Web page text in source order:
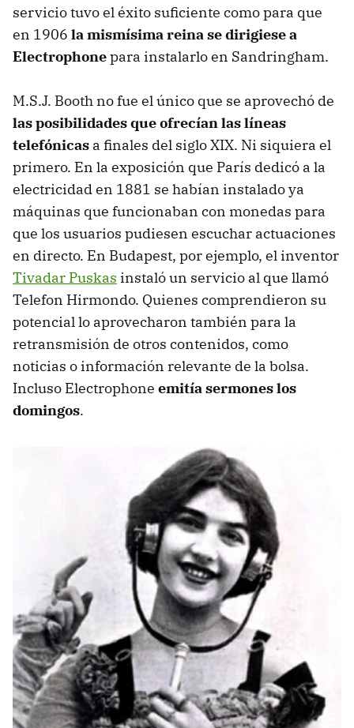
servicio tuvo el éxito suficiente como para que
en 1906 la mismísima reina se dirigiese a
Electrophonepara instalarlo en Sandringham.
M.S.J. Booth no fue el único que se aprovechó de
las posibilidades que ofrecían las líneas
telefónicas a finales del siglo XIX. Ni siquiera el
primero. En la exposición que París dedicó a la
electricidad en 1881 se habían instalado ya
máquinas que funcionaban con monedas para
que los usuarios pudiesen escuchar actuaciones
en directo. En Budapest, por ejemplo, el inventor
Tivadar Puskas instaló un servicio al que llamó
Telefon Hirmondo. Quienes comprendieron su
potencial lo aprovecharon también para la
retransmisión de otros contenidos, como
noticias o información relevante de la bolsa.
Incluso Electrophone emitía sermones los
domingos.